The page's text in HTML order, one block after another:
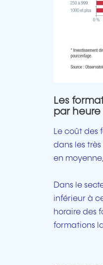
Les
par heure
Le coût des
dans les
en
Dans le
inférieur à
horaire des
formations